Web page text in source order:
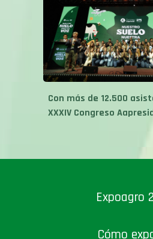
Con más de 12.500
XXXIV Congreso
Expoagro
Cómo